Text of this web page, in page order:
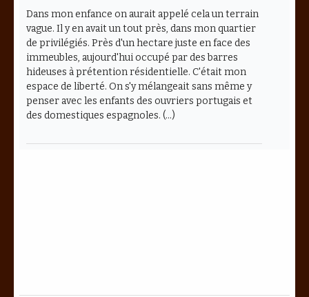
Dans mon enfance on aurait appelé cela un terrain
vague. Il y en avait un tout près, dans mon quartier
de privilégiés. Près d'un hectare juste en face des
immeubles, aujourd'hui occupé par des barres
hideuses à prétention résidentielle. C'était mon
espace de liberté. On s'y mélangeait sans même y
penser avec les enfants des ouvriers portugais et
des domestiques espagnoles. (…)